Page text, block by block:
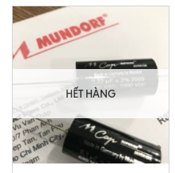
HẾT HÀNG